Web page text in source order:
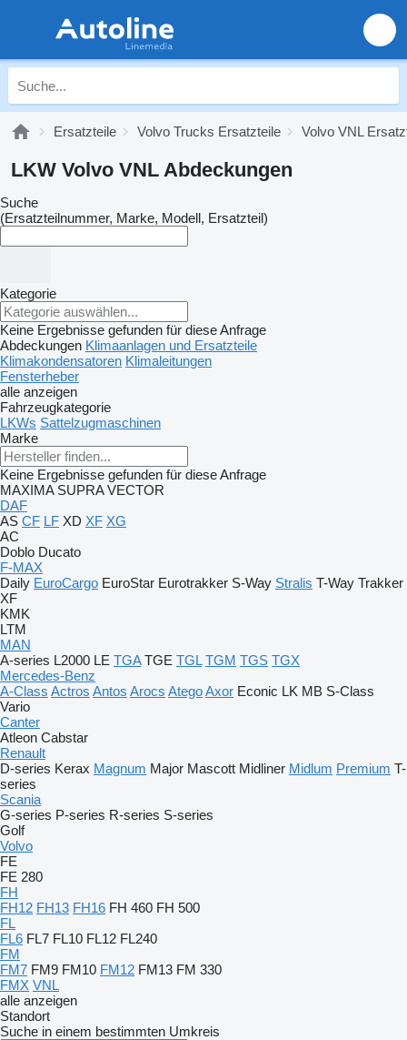
Ersatzteile Volvo Trucks Ersatzteile Volvo VNL
LKW Volvo VNL Abdeckungen
Suche
(Ersatzteilnummer, Marke, Modell, Ersatzteil)
Kategorie
Keine Ergebnisse gefunden für diese Anfrage
Abdeckungen Klimaanlagen und Ersatzteile
Klimakondensatoren Klimaleitungen
Fensterheber
alle anzeigen
Fahrzeugkategorie
LKWs Sattelzugmaschinen
Marke
Keine Ergebnisse gefunden für diese Anfrage
MAXIMA SUPRA VECTOR
DAF
AS CF LF XD XF XG
AC
Doblo Ducato
F-MAX
Daily EuroCargo EuroStar Eurotrakker S-Way Stralis T-Way Trakker
XF
KMK
LTM
MAN
A-series L2000 LE TGA TGE TGL TGM TGS TGX
Mercedes-Benz
A-Class Actros Antos Arocs AtegoAxor Econic LK MB S-Class
Vario
Canter
Atleon Cabstar
Renault
D-series Kerax Magnum Major Mascott Midliner Midlum Premium T-
series
Scania
G-series P-series R-series S-series
Golf
Volvo
FE
FE 280
FH
FH12 FH13 FH16 FH 460 FH 500
FL
FL6 FL7 FL10 FL12 FL240
FM
FM7 FM9 FM10 FM12 FM13 FM 330
FMX VNL
alle anzeigen
Standort
Suche in einem bestimmten Umkreis